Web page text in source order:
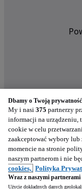
Nasze
Dbamy o Twoją prywatność
My i nasi 375 partnerzy
informacji na
cookie w celu
zaakceptować wybory
momencie na stronie
naszym partnerom i nie
cookies, Polityka
Wraz z naszymi
Użycie dokładnych danych